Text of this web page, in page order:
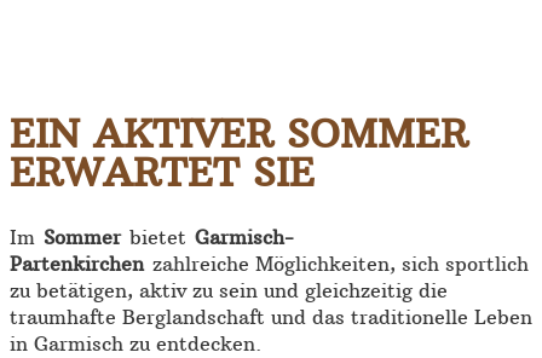
EIN AKTIVER SOMMER
ERWARTET SIE
Im Sommerbietet Garmisch-
Partenkirchenzahlreiche Möglichkeiten, sich sportlich
zu betätigen, aktiv zu sein und gleichzeitig die
traumhafte Berglandschaft und das traditionelle Leben
in Garmisch zu entdecken.